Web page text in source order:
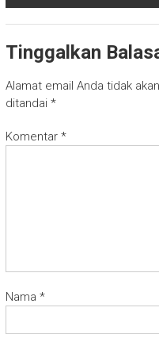
Tinggalkan
Alamat email Anda tidak
ditandai *
Komentar *
Nama *